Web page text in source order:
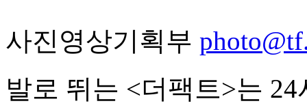
사진영상기획부
발로 뛰는 <더팩트>는